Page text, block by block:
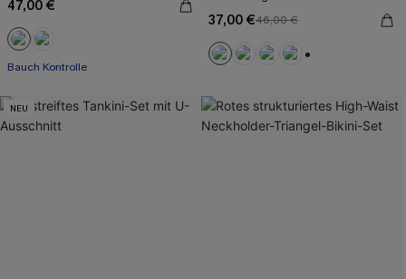
47,00 €
Bauch Kontrolle
37,00 €46,00 €
NEU